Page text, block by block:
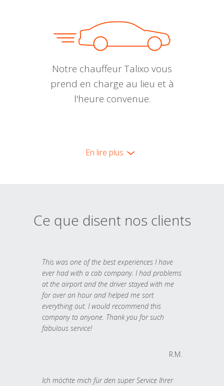
Notre chauffeur Talixo vous
prend en charge au lieu et à
l'heure convenue.
En lire plus
Ce que disent nos clients
This was one of the best experiences I have
ever had with a cab company. I had problems
at the airport and the driver stayed with me
for over an hour and helped me sort
everything out. I would recommend this
company to anyone. Thank you for such
fabulous service!
R.M.
Ich möchte mich für den super Service Ihrer